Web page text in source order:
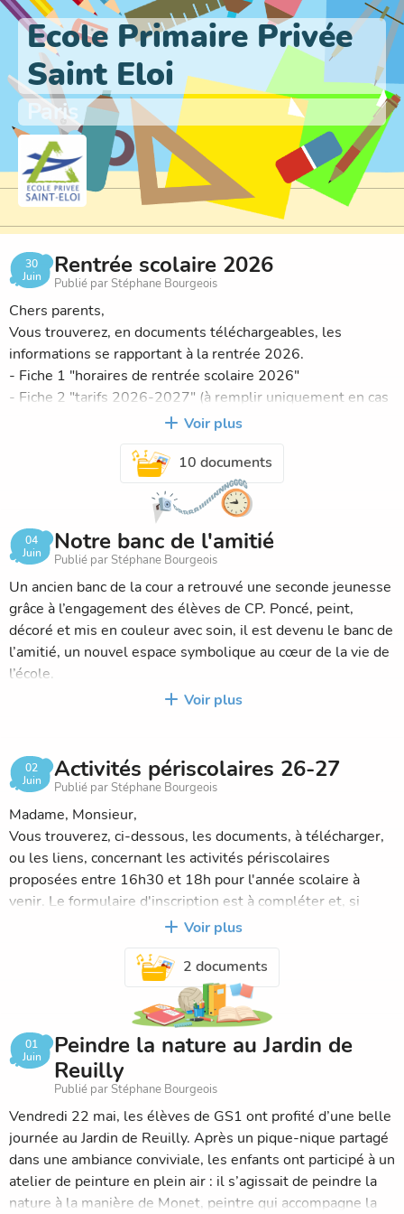
Ecole Primaire Privée
Saint Eloi
Paris
30
Juin
Rentrée scolaire 2026
Publié par Stéphane Bourgeois
Chers parents,
Vous trouverez, en documents téléchargeables, les
informations se rapportant à la rentrée 2026.
- Fiche 1 "horaires de rentrée scolaire 2026"
- Fiche 2 "tarifs 2026-2027" (à remplir uniquement en cas
de changement : cantine, étude…)
- la liste de fournitures de chaque classe
Note : la fiche autorisation pour venir chercher un enfant, le
coupon garderie gratuite du matin et du soir ainsi que le
choix sortie étude seront remis à votre enfant à la rentrée,
dans le cahier de liaison.
C'est un document synthétique destiné à rester dans le
cahier de correspondance de chaque enfant.
En attendant de vous retrouver, je vous souhaite à tous un
bel été !
Voir plus
10 documents
04
Juin
Notre banc de l'amitié
Publié par Stéphane Bourgeois
Un ancien banc de la cour a retrouvé une seconde jeunesse
grâce à l’engagement des élèves de CP. Poncé, peint,
décoré et mis en couleur avec soin, il est devenu le banc de
l’amitié, un nouvel espace symbolique au cœur de la vie de
l’école.
œuvre une des décisions prises lors du conseil d’école des
CM1 et CM2 (la réfection du banc).
L’inauguration a eu lieu le jeudi 28 mai à 13h, en présence
de tous les élèves qui partagent la cour de l’élémentaire,
de la Grande Section au CM2. Ce moment convivial a
permis de présenter ce nouvel aménagement destiné à
favoriser les rencontres, l’entraide et l’attention aux autres.
Le lien suivant vous permettra de découvrir la
transformation de ce banc :
youtube.com/shorts/jDluwsW8OUg?feature=share
Voir plus
02
Juin
Activités périscolaires 26-27
Publié par Stéphane Bourgeois
Madame, Monsieur,
Vous trouverez, ci-dessous, les documents, à télécharger,
ou les liens, concernant les activités périscolaires
proposées entre 16h30 et 18h pour l'année scolaire à
venir. Le formulaire d'inscription est à compléter et, si
besoin, à renvoyer DIRECTEMENT à l'association. Rien ne
transite par l'école.
- Eveil musical PS, MS et GS : mardi soir
Cliquer sur le lien :
docs.google.com/forms/d/e/
usp=pp_url&entry.578508073=Saint-
Eloi&entry.1852694634=316
Les Ateliers du préau :
- Théâtre du CE1 au CM2 : jeudi soir. Voir formulaire.
Voir plus
2 documents
01
Juin
Peindre la nature au Jardin de
Reuilly
Publié par Stéphane Bourgeois
Vendredi 22 mai, les élèves de GS1 ont profité d’une belle
journée au Jardin de Reuilly. Après un pique-nique partagé
dans une ambiance conviviale, les enfants ont participé à un
atelier de peinture en plein air : il s’agissait de peindre la
nature à la manière de Monet, peintre qui accompagne la